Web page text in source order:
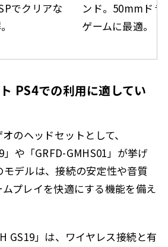
でクリアな
ンド。50mmドラ
ゲームに最適。
PS4での利用に適してい
のヘッドセットとして、
」や「GRFD-GMHS01」が挙げ
モデルは、接続の安定性や音質
プレイを快適にする機能を備え
GS19」は、ワイヤレス接続と有